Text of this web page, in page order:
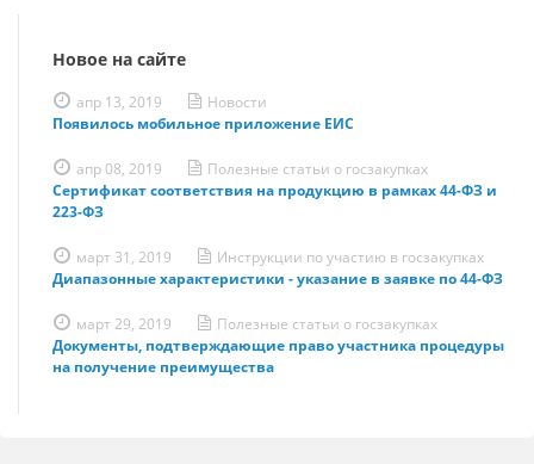
Новое на сайте
апр 13, 2019
Новости
Появилось мобильное приложение ЕИС
апр 08, 2019
Полезные статьи о госзакупках
Сертификат соответствия на продукцию в рамках 44-ФЗ и
223-ФЗ
март 31, 2019
Инструкции по участию в госзакупках
Диапазонные характеристики - указание в заявке по 44-ФЗ
март 29, 2019
Полезные статьи о госзакупках
Документы, подтверждающие право участника процедуры
на получение преимущества